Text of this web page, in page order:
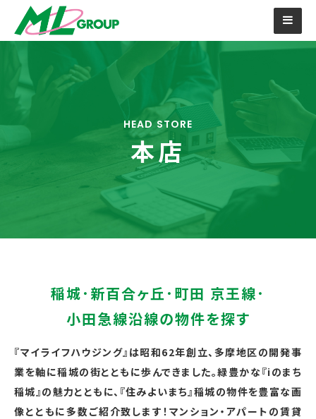
HEAD STORE
本店
稲城･新百合ヶ丘･町田 京王線･
小田急線沿線の物件を探す
『マイライフハウジング』は昭和62年創立、多摩地区の開発事
業を軸に稲城の街とともに歩んできました。緑豊かな『iのまち
稲城』の魅力とともに、『住みよいまち』稲城の物件を豊富な画
像とともに多数ご紹介致します！マンション・アパートの賃貸